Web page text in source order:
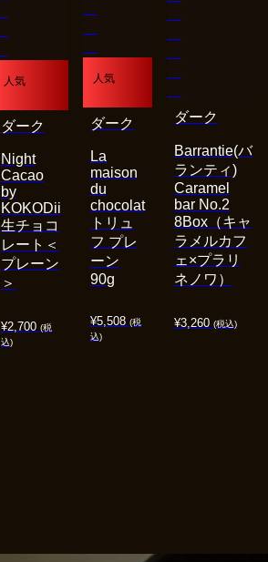
人気
¥2,700 (税
込)
Night
Cacao
by
KOKODii
生チョコ
レート＜
プレーン
＞
ダーク
人気
¥5,508 (税
込)
La
maison
du
chocolat
トリュ
フ プレ
ーン
90g
ダーク
¥3,260 (税込)
Barrantie(バ
ランティ)
Caramel
bar No.2
8Box（キャ
ラメルカフ
ェ×プラリ
ネノワ）
ダーク